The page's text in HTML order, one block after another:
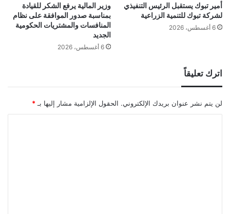
‏أمير تبوك يستقبل الرئيس التنفيذي
لشركة تبوك للتنمية الزراعية
6 أغسطس، 2026
وزير المالية يرفع الشكر للقيادة
بمناسبة صدور الموافقة على نظام
المنافسات والمشتريات الحكومية
الجديد
6 أغسطس، 2026
اترك تعليقاً
لن يتم نشر عنوان بريدك الإلكتروني. الحقول الإلزامية مشار إليها بـ *